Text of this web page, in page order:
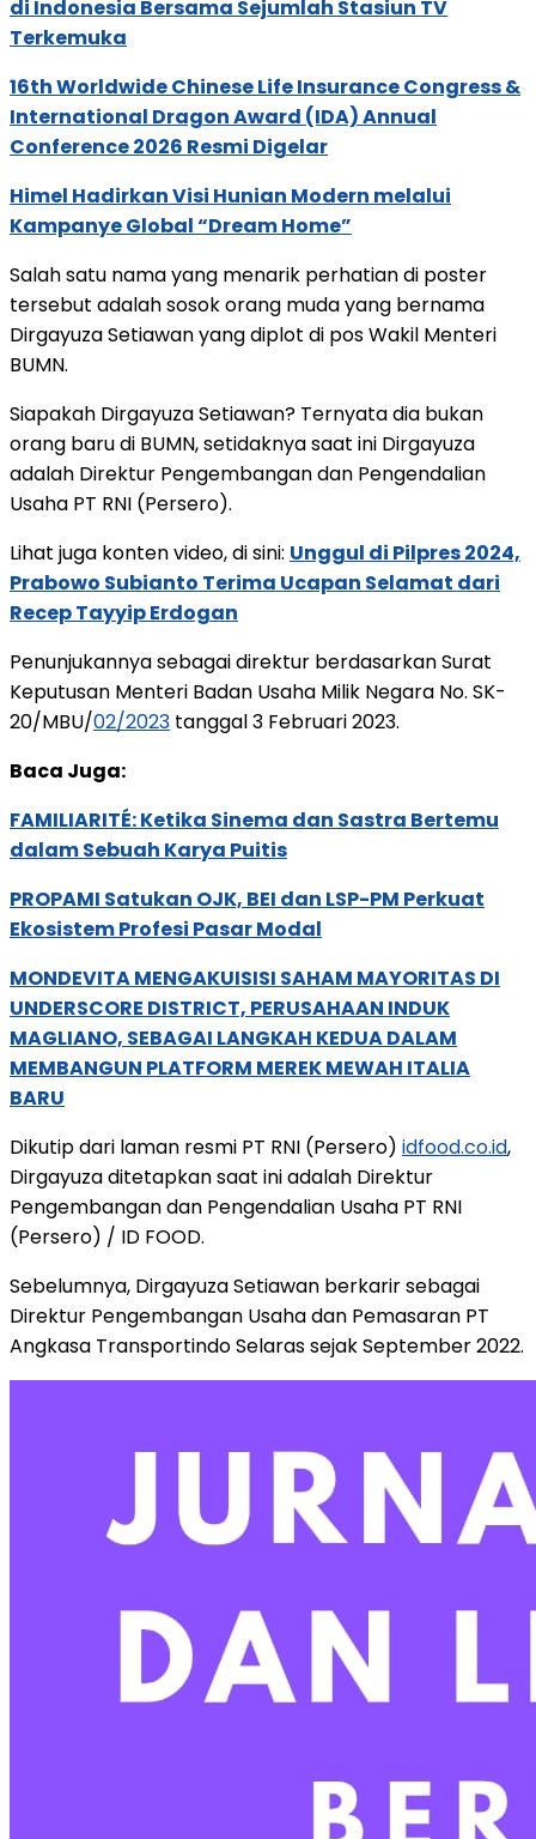
di Indonesia Bersama Sejumlah Stasiun TV
Terkemuka
16th Worldwide Chinese Life Insurance Congress &
International Dragon Award (IDA) Annual
Conference 2026 Resmi Digelar
Himel Hadirkan Visi Hunian Modern melalui
Kampanye Global “Dream Home”
Salah satu nama yang menarik perhatian di poster
tersebut adalah sosok orang muda yang bernama
Dirgayuza Setiawan yang diplot di pos Wakil Menteri
BUMN.
Siapakah Dirgayuza Setiawan? Ternyata dia bukan
orang baru di BUMN, setidaknya saat ini Dirgayuza
adalah Direktur Pengembangan dan Pengendalian
Usaha PT RNI (Persero).
Lihat juga konten video, di sini: Unggul di Pilpres 2024,
Prabowo Subianto Terima Ucapan Selamat dari
Recep Tayyip Erdogan
Penunjukannya sebagai direktur berdasarkan Surat
Keputusan Menteri Badan Usaha Milik Negara No. SK-
20/MBU/02/2023 tanggal 3 Februari 2023.
Baca Juga:
FAMILIARITÉ: Ketika Sinema dan Sastra Bertemu
dalam Sebuah Karya Puitis
PROPAMI Satukan OJK, BEI dan LSP-PM Perkuat
Ekosistem Profesi Pasar Modal
MONDEVITA MENGAKUISISI SAHAM MAYORITAS DI
UNDERSCORE DISTRICT, PERUSAHAAN INDUK
MAGLIANO, SEBAGAI LANGKAH KEDUA DALAM
MEMBANGUN PLATFORM MEREK MEWAH ITALIA
BARU
Dikutip dari laman resmi PT RNI (Persero) idfood.co.id,
Dirgayuza ditetapkan saat ini adalah Direktur
Pengembangan dan Pengendalian Usaha PT RNI
(Persero) / ID FOOD.
Sebelumnya, Dirgayuza Setiawan berkarir sebagai
Direktur Pengembangan Usaha dan Pemasaran PT
Angkasa Transportindo Selaras sejak September 2022.